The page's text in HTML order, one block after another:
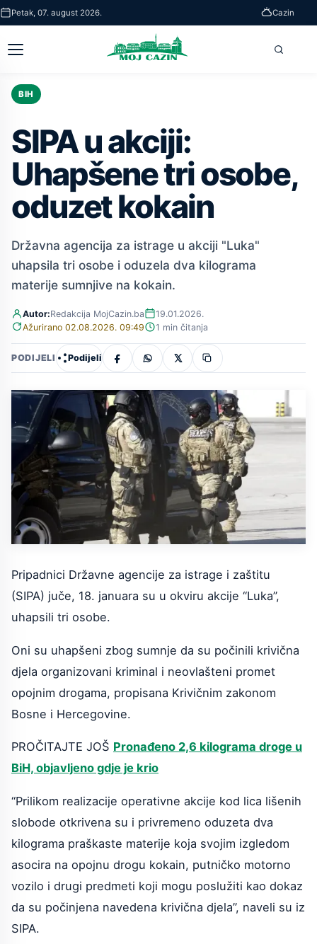
Skip
to
main
Petak, 07. august 2026. Cazin
Otvori
meni
BIH
SIPA u akciji:
Uhapšene tri osobe,
oduzet kokain
Državna agencija za istrage u akciji "Luka"
uhapsila tri osobe i oduzela dva kilograma
materije sumnjive na kokain.
Autor:Redakcija MojCazin.ba
19.01.2026.
Ažurirano 02.08.2026. 09:49
1 min čitanja
PODIJELI Podijeli
Pripadnici Državne agencije za istrage i zaštitu
(SIPA) juče, 18. januara su u okviru akcije “Luka”,
uhapsili tri osobe.
Oni su uhapšeni zbog sumnje da su počinili krivična
djela organizovani kriminal i neovlašteni promet
opojnim drogama, propisana Krivičnim zakonom
Bosne i Hercegovine.
PROČITAJTE JOŠ Pronađeno 2,6 kilograma droge u
BiH, objavljeno gdje je krio
“Prilikom realizacije operativne akcije kod lica lišenih
slobode otkrivena su i privremeno oduzeta dva
kilograma praškaste materije koja svojim izgledom
asocira na opojnu drogu kokain, putničko motorno
vozilo i drugi predmeti koji mogu poslužiti kao dokaz
da su počinjena navedena krivična djela”, naveli su iz
SIPA.